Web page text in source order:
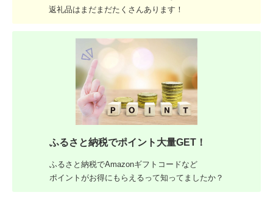
返礼品はまだまだたくさんあります！
ふるさと納税でポイント大量GET！
ふるさと納税でAmazonギフトコードなど
ポイントがお得にもらえるって知ってましたか？